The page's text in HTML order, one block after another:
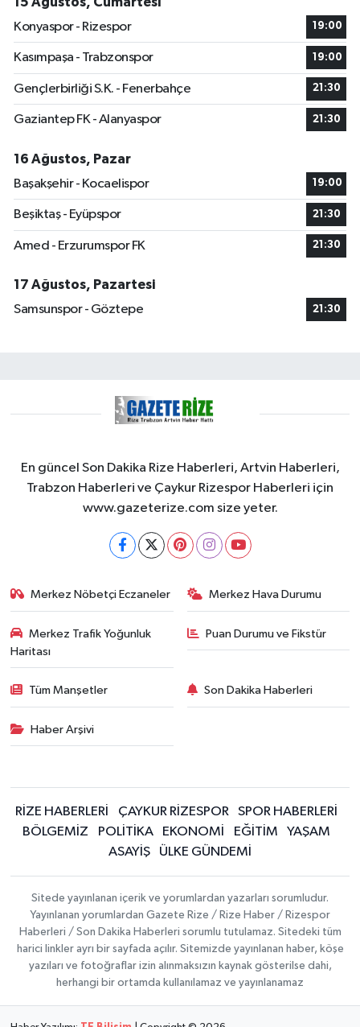
Konyaspor - Rizespor
19:00
Kasımpaşa - Trabzonspor 19:00
Gençlerbirliği S.K. - Fenerbahçe 21:30
Gaziantep FK - Alanyaspor 21:30
16 Ağustos, Pazar
Başakşehir - Kocaelispor
19:00
Beşiktaş - Eyüpspor 21:30
Amed - Erzurumspor FK 21:30
17 Ağustos, Pazartesi
Samsunspor - Göztepe
21:30
En güncel Son Dakika Rize Haberleri, Artvin Haberleri,
Trabzon Haberleri ve Çaykur Rizespor Haberleri için
www.gazeterize.com size yeter.
Merkez Nöbetçi Eczaneler Merkez Hava Durumu
Merkez Trafik Yoğunluk
Haritası
Puan Durumu ve Fikstür
Tüm Manşetler Son Dakika Haberleri
Haber Arşivi
RİZE HABERLERİ ÇAYKUR RİZESPOR
SPOR HABERLERİ
BÖLGEMİZ
POLİTİKA EKONOMİ EĞİTİM
YAŞAM
ASAYİŞ
ÜLKE GÜNDEMİ
Sitede yayınlanan içerik ve yorumlardan yazarları sorumludur.
Yayınlanan yorumlardan Gazete Rize / Rize Haber / Rizespor
Haberleri / Son Dakika Haberleri sorumlu tutulamaz. Sitedeki tüm
harici linkler ayrı bir sayfada açılır. Sitemizde yayınlanan haber, köşe
yazıları ve fotoğraflar izin alınmaksızın kaynak gösterilse dahi,
herhangi bir ortamda kullanılamaz ve yayınlanamaz